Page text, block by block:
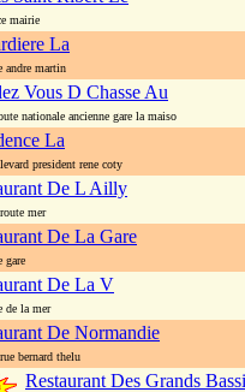
mairie
La
andre martin
Vous D Chasse Au
nationale ancienne gare la maiso
La
president rene coty
De L Ailly
mer
De La Gare
gare
De La V
de la mer
De Normandie
bernard thelu
Restaurant Des Grands